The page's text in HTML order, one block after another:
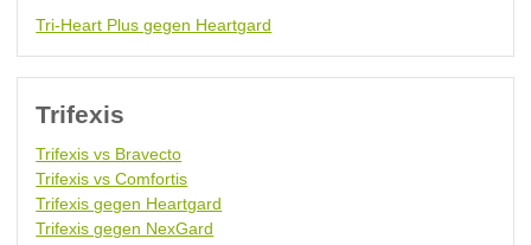
Tri-Heart Plus gegen Heartgard
Trifexis
Trifexis vs Bravecto
Trifexis vs Comfortis
Trifexis gegen Heartgard
Trifexis gegen NexGard